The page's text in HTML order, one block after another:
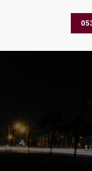
السعودية